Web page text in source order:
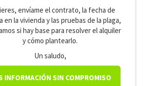
envíame el contrato, la fecha de
en la vivienda y las pruebas de la plaga,
si hay base para resolver el alquiler
y cómo plantearlo.
Un saludo,
INFORMACIÓN SIN COMPROMISO